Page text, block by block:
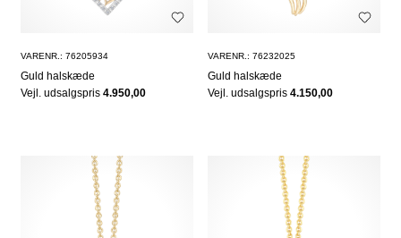
VARENR.: 76205934
Guld halskæde
Vejl. udsalgspris 4.950,00
VARENR.: 76232025
Guld halskæde
Vejl. udsalgspris4.150,00